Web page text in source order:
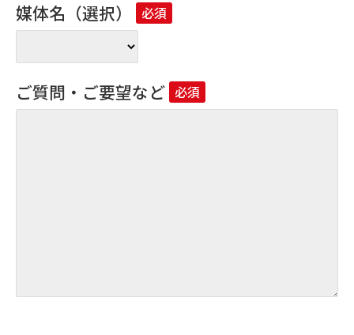
媒体名（選択）
ご質問・ご要望など